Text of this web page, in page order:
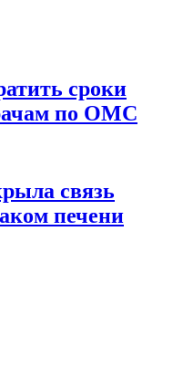
сроки
по ОМС
связь
печени